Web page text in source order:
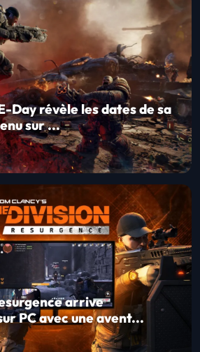
Day révèle les dates de sa
sur ...
arrive
PC avec une avent...